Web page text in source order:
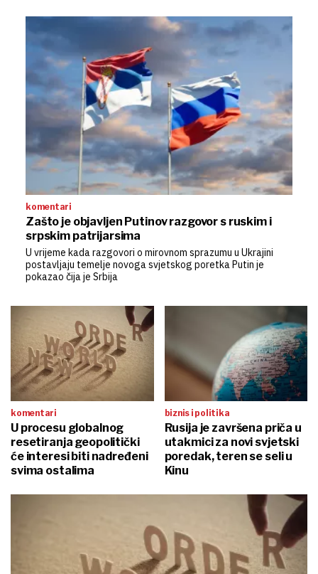
komentari
Zašto je objavljen Putinov razgovor s ruskim i
srpskim patrijarsima
U vrijeme kada razgovori o mirovnom sprazumu u Ukrajini
postavljaju temelje novoga svjetskog poretka Putin je
pokazao čija je Srbija
komentari
U procesu globalnog
resetiranja geopolitički
će interesi biti nadređeni
svima ostalima
biznis i politika
Rusija je završena priča u
utakmici za novi svjetski
poredak, teren se seli u
Kinu